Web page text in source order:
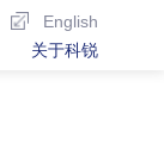
English
关于科锐